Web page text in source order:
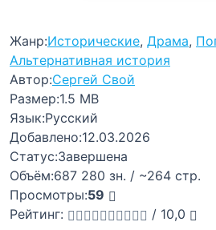
Жанр:Исторические, Драма,
Альтернативная история
Автор:Сергей Свой
Размер:1.5 MB
Язык:Русский
Добавлено:12.03.2026
Статус:Завершена
Объём:687 280 зн. / ~264 стр.
Просмотры:59
Рейтинг:
/ 10,0